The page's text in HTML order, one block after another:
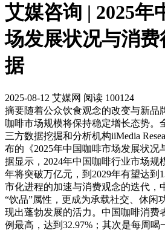
艾媒咨询 | 2025年
场发展状况与消
据
2025-08-12 艾媒网 阅读 100124
摘要随着公众饮食观念的改变与新品
咖啡市场规模将保持稳定增长态势。
三方数据挖掘和分析机构iiMedia
布的《2025年中国咖啡市场发展状况
据显示，2024年中国咖啡行业市场规
年将突破万亿元，到2029年有望达到
市化进程的加速与消费观念的迭代，
“饮品”属性，更成为承载社交、休闲
现出蓬勃发展的活力。中国咖啡消费
例最高，达到32.97%；其次是每周喝